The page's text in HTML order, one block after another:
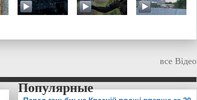
все Відео